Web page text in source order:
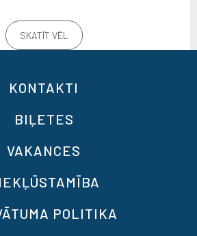
SKATĪT VĒL
KONTAKTI
BIĻETES
VAKANCES
POLITIKA